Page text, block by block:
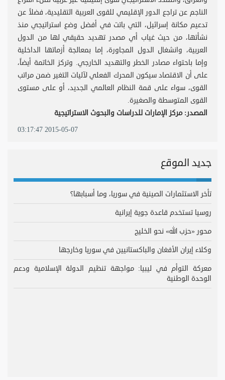
الناجم عن تراجع الدور الإقليمي للقوى العربية التقليدية، فضلاً عن
تدعيم مكانة إسرائيل، التي باتت في أفضل وضع استراتيجي منذ
نشأتها، من حيث غياب أي مصدر تهديد حقيقي لها من الدول
العربية، وانشغال الدول المجاورة، إما بمعالجة أزماتها الداخلية
وإما باحتواء مصادر الخطر والتهديد الخارجي. وتركز الخاتمة أيضاً،
على أن الاقتصاد سيكون المحرك الفعلي لآليات التغير ضمن مراتب
القوى، سواء على قمة النظام العالمي الجديد، أو على مستوى
القوى المتوسطة والصغيرة.
المصدر: مركز الإمارات للدراسات والبحوث الاستراتيجية
2015-05-07 03:17:47
جديد الموقع
تأخر الاستثمارات الصينية في سوريا، وما أسبابها؟
روسيا تستخدم قاعدة جوية إيرانية
محور «حزب الله» نحو الخليج
وكلاء إيران الأفغان والباكستانيين في سوريا وخارجها
معركة التوأم في ليبيا: مواجهة تنظيم الدولة الإسلامية ودعم
الوحدة الوطنية